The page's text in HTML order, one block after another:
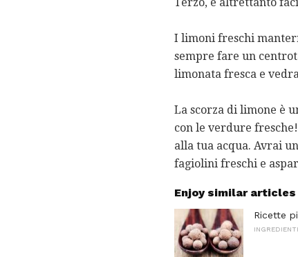
I limoni freschi
sempre fare un
limonata fresca e
La scorza di limone è
con le verdure
alla tua acqua. Avrai
fagiolini freschi e
Enjoy similar articles
Ricette